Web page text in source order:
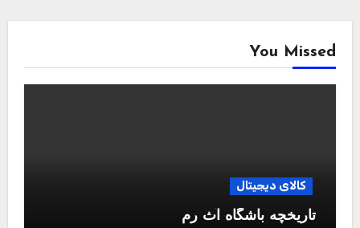
You Missed
کالای دیجیتال
تاریخچه باشگاه آث رم